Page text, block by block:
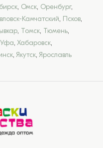
, Омск, Оренбург,
Камчатский, Псков,
, Томск, Тюмень,
Уфа, Хабаровск,
, Якутск, Ярославль